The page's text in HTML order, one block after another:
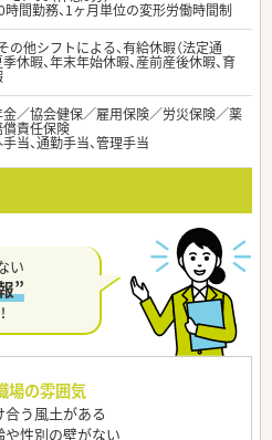
間勤務、1ヶ月単位の変形労働時間制
の他シフトによる、有給休暇（法定通
季休暇、年末年始休暇、産前産後休暇、育
／協会健保／雇用保険／労災保険／薬
責任保険
当、通勤手当、管理手当
い
”
場の雰囲気
合う風土がある
や性別の壁がない